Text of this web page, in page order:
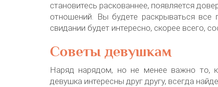
становитесь раскованнее, появляется
отношений. Вы будете раскрываться
свидании будет интересно, скорее всего,
Советы девушкам
Наряд нарядом, но не менее важно то,
девушка интересны друг другу, всегда